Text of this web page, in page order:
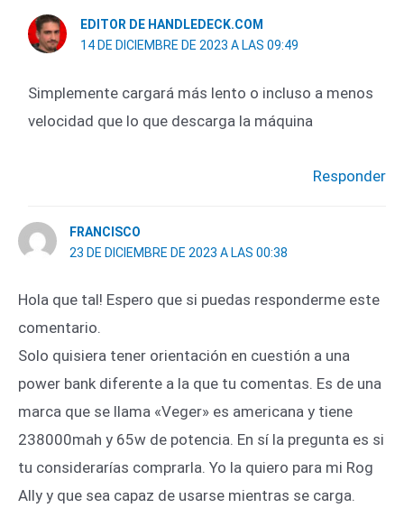
EDITOR DE HANDLEDECK.COM
14 DE DICIEMBRE DE 2023 A LAS 09:49
Simplemente cargará más lento o incluso a menos
velocidad que lo que descarga la máquina
Responder
FRANCISCO
23 DE DICIEMBRE DE 2023 A LAS 00:38
Hola que tal! Espero que si puedas responderme este
comentario.
Solo quisiera tener orientación en cuestión a una
power bank diferente a la que tu comentas. Es de una
marca que se llama «Veger» es americana y tiene
238000mah y 65w de potencia. En sí la pregunta es si
tu considerarías comprarla. Yo la quiero para mi Rog
Ally y que sea capaz de usarse mientras se carga.